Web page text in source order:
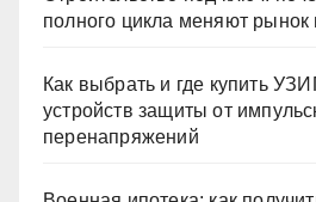
полного цикла меняют
Как выбрать и где купить
устройств защиты от
перенапряжений